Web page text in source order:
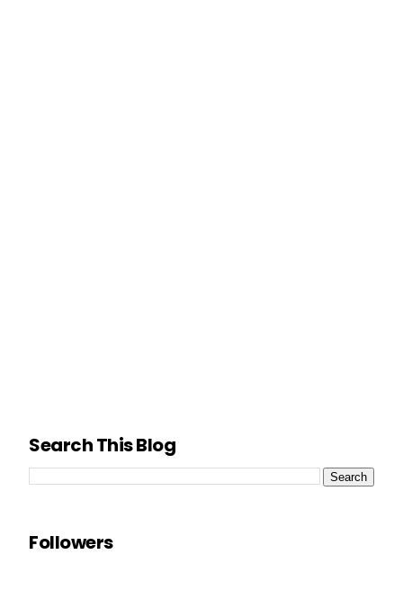
Search This Blog
Followers